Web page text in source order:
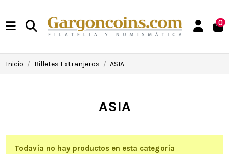
0
Inicio Billetes Extranjeros ASIA
ASIA
Todavía no hay productos en esta categoría